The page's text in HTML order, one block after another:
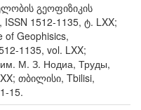
გეოფიზიკის
ISSN 1512-1135, ტ. LXX;
of Geophisics,
1135, vol. LXX;
им. М. З. Нодиа, Труды,
თბილისი, Tbilisi,
15.